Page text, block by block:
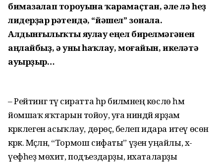
бимазалап тороуына ҡарамаҫтан, әле лә һеҙ
лидерҙар рәтендә, “йәшел” зонала.
Алдынғылыҡты яулау еңел бирелмәгәнен
аңлайбыҙ, ә уны һаҡлау, моғайын, икеләтә
ауырҙыр…
– Рейтинг тәү сиратта һәр биләмәнең көслө һәм
йомшаҡ яҡтарын тойоу, уға ниндәй ярҙам
кәрәклеген асыҡлау, дөрөҫ, белеп идара итеү өсөн
кәрәк. Мәҫәлән, “Тормош сифаты” үҙенә уңайлы, хә­
үефһеҙ мөхит, подъездарҙы, ихаталарҙы